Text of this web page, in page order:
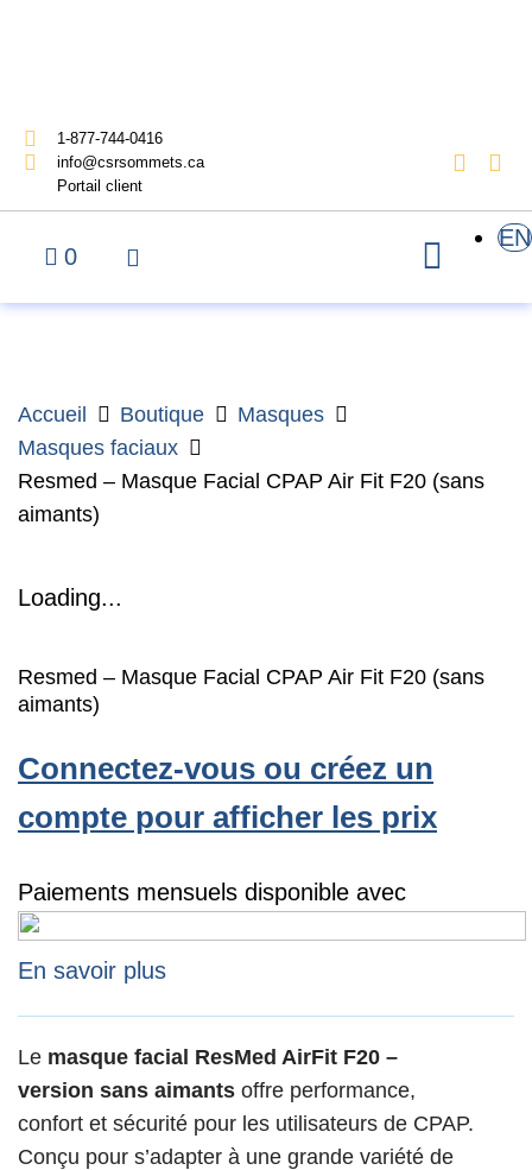
1-877-744-0416
info@csrsommets.ca
Portail client
EN
0
Accueil Boutique
Masques
Masques faciaux
Resmed – Masque Facial CPAP Air Fit F20 (sans
aimants)
Loading...
Resmed – Masque Facial CPAP Air Fit F20 (sans
aimants)
Connectez-vous ou créez un
compte pour afficher les prix
Paiements mensuels disponible avec
En savoir plus
Le masque facial ResMed AirFit F20 –
version sans aimants offre performance,
confort et sécurité pour les utilisateurs de CPAP.
Conçu pour s’adapter à une grande variété de